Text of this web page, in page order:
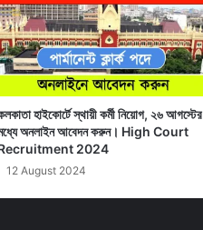
হাইকোর্টে স্থায়ী কর্মী নিয়োগ, ২৬ আগস্টের
অনলাইন আবেদন করুন। High Court
2024
12 August 2024